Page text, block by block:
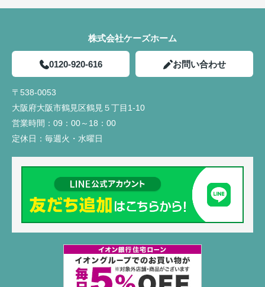
株式会社ケーズホーム
0120-920-616 お問い合わせ
〒538-0053
大阪府大阪市鶴見区鶴見５丁目1-10
営業時間： 09：00～18：00
定休日： 毎週火・水曜日